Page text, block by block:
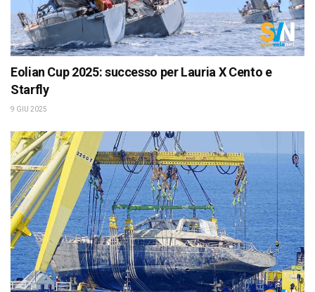
Eolian Cup 2025: successo per Lauria X Cento e
Starfly
9 GIU 2025